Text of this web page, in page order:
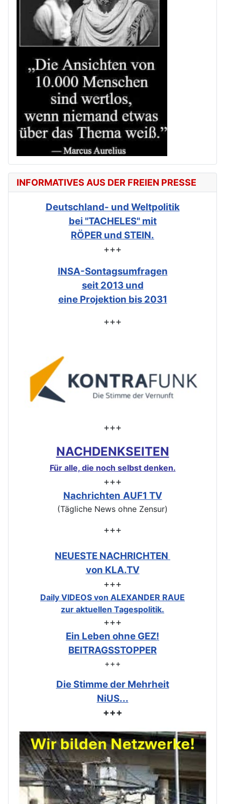
INFORMATIVES AUS DER FREIEN PRESSE
Deutschland- und Weltpolitik
bei "TACHELES" mit
RÖPER und STEIN.
+++
INSA-Sontagsumfragen
seit 2013 und
eine Projektion bis 2031
+++
+++
NACHDENKSEITEN
Für alle, die noch selbst denken.
+++
Nachrichten AUF1 TV
(Tägliche News ohne Zensur)
+++
NEUESTE NACHRICHTEN
von KLA.TV
+++
Daily VIDEOS von ALEXANDER RAUE
zur aktuellen Tagespolitik.
+++
Ein Leben ohne GEZ!
BEITRAGSSTOPPER
+++
Die Stimme der Mehrheit
NiUS...
+++